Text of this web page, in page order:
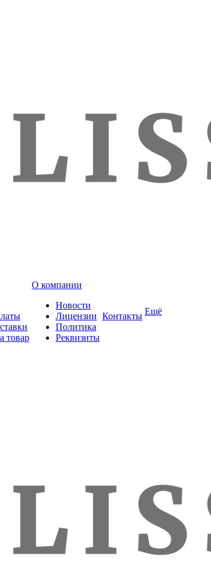
товар
О компании
Новости
Лицензии
Политика
Реквизиты
Контакты Ещё